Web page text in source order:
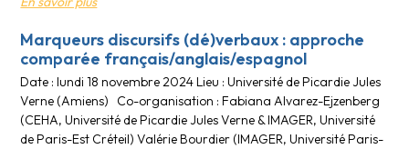
Marqueurs discursifs (dé)verbaux : approche
comparée français/anglais/espagnol
Date : lundi 18 novembre 2024 Lieu : Université de Picardie Jules
Verne (Amiens) Co-organisation : Fabiana Alvarez-Ejzenberg
(CEHA, Université de Picardie Jules Verne & IMAGER, Université
de Paris-Est Créteil) Valérie Bourdier (IMAGER, Université Paris-